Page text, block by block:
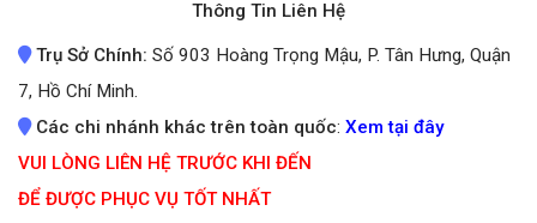
Thông Tin Liên Hệ
Trụ Sở Chính: Số 903 Hoàng Trọng Mậu, P. Tân Hưng, Quận
7, Hồ Chí Minh.
Các chi nhánh khác trên toàn quốc: Xem tại đây
VUI LÒNG LIÊN HỆ TRƯỚC KHI ĐẾN
ĐỂ ĐƯỢC PHỤC VỤ TỐT NHẤT